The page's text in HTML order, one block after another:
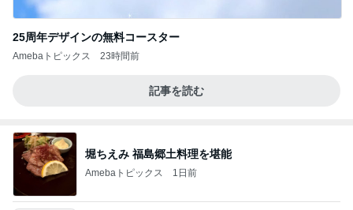
25周年デザインの無料コースター
Amebaトピックス 23時間前
記事を読む
堀ちえみ 福島郷土料理を堪能
Amebaトピックス 1日前